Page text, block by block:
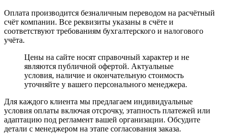
Оплата производится безналичным переводом на расчётный
счёт компании. Все реквизиты указаны в счёте и
соответствуют требованиям бухгалтерского и налогового
учёта.
Цены на сайте носят справочный характер и не
являются публичной офертой. Актуальные
условия, наличие и окончательную стоимость
уточняйте у вашего персонального менеджера.
Для каждого клиента мы предлагаем индивидуальные
условия оплаты включая отсрочку, этапность платежей или
адаптацию под регламент вашей организации. Обсудите
детали с менеджером на этапе согласования заказа.